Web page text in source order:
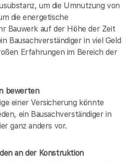
um die Umnutzung von
die energetische
Bauwerk auf der Höhe der Zeit
Bausachverständiger in viel Geld
Erfahrungen im Bereich der
bewerten
einer Versicherung könnte
ein Bausachverständiger in
ganz anders vor.
an der Konstruktion